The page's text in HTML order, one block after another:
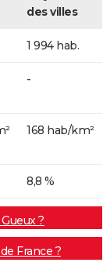
des villes
1 994 hab.
-
168 hab/km²
8,8 %
?
France ?